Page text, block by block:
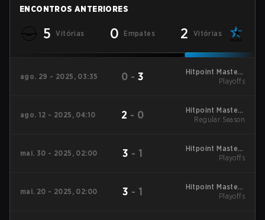
ENCONTROS ANTERIORES
5 Vitórias 0 Empates 2 Vitórias
ago. 29 - 2025, 03:35 0 - 3
Hitpoint Masters
Summer 2025
Playoffs
ago. 12 - 2025, 04:10 2 - 0
Hitpoint Masters
Summer 2025
Regular Season
mai. 30 - 2025, 02:00 3 - 1
Hitpoint Masters
Spring 2025 Playoffs
Playoffs
mai. 20 - 2025, 02:00 3 - 1
Hitpoint Masters
Spring 2025 Playoffs
Playoffs